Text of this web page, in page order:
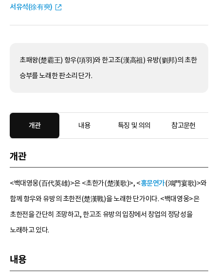
서유석(徐有奭)
초패왕(楚霸王) 항우(項羽)와 한고조(漢高祖) 유방(劉邦)의 초한
승부를 노래한 판소리 단가.
개관 내용 특징 및 의의 참고문헌
개관
<백대영웅(百代英雄)>은 <초한가(楚漢歌)>, <홍문연가(鴻門宴歌)>와
함께 항우와 유방의 초한전(楚漢戰)을 노래한 단가이다. <백대영웅>은
초한전을 간단히 조망하고, 한고조 유방의 입장에서 창업의 정당성을
노래하고 있다.
내용